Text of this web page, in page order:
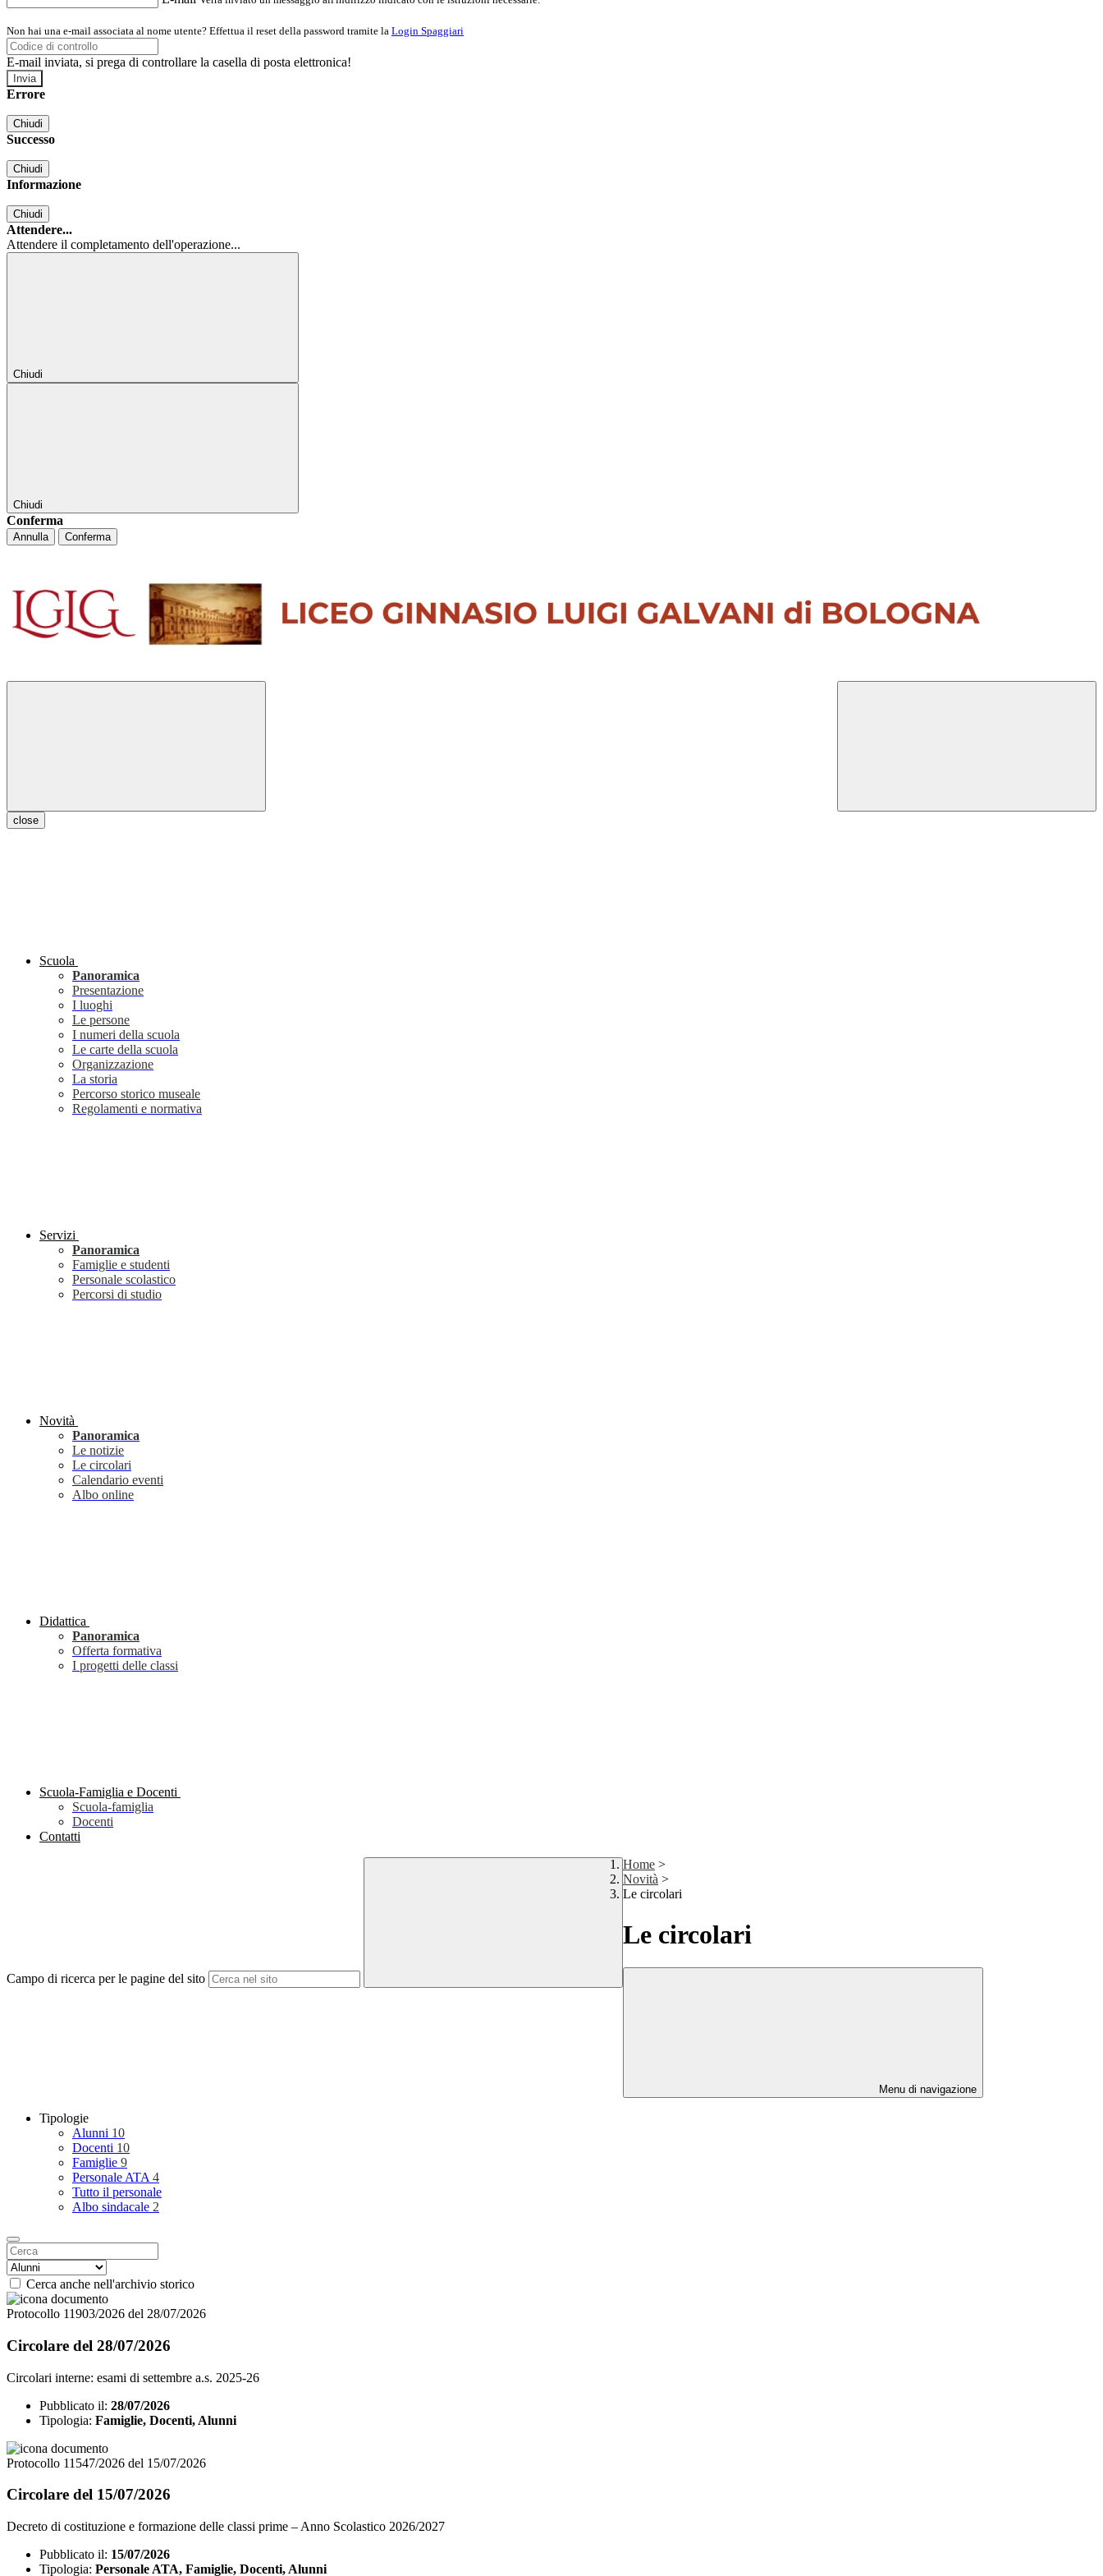
Non hai una e-mail associata al nome utente? Effettua il reset della password tramite la Login Spaggiari
E-mail inviata, si prega di controllare la casella di posta elettronica!
Errore
Chiudi
Successo
Chiudi
Informazione
Chiudi
Attendere...
Attendere il completamento dell'operazione...
Chiudi
Chiudi
Conferma
Annulla Conferma
close
Scuola
Panoramica
Presentazione
I luoghi
Le persone
I numeri della scuola
Le carte della scuola
Organizzazione
La storia
Percorso storico museale
Regolamenti e normativa
Servizi
Panoramica
Famiglie e studenti
Personale scolastico
Percorsi di studio
Novità
Panoramica
Le notizie
Le circolari
Calendario eventi
Albo online
Didattica
Panoramica
Offerta formativa
I progetti delle classi
Scuola-Famiglia e Docenti
Scuola-famiglia
Docenti
Contatti
Campo di ricerca per le pagine del sito
Home >
Novità >
Le circolari
Le circolari
Menu di navigazione
Tipologie
Alunni 10
Docenti 10
Famiglie 9
Personale ATA 4
Tutto il personale
Albo sindacale 2
Cerca anche nell'archivio storico
Protocollo 11903/2026 del 28/07/2026
Circolare del 28/07/2026
Circolari interne: esami di settembre a.s. 2025-26
Pubblicato il: 28/07/2026
Tipologia: Famiglie, Docenti, Alunni
Protocollo 11547/2026 del 15/07/2026
Circolare del 15/07/2026
Decreto di costituzione e formazione delle classi prime – Anno Scolastico 2026/2027
Pubblicato il: 15/07/2026
Tipologia: Personale ATA, Famiglie, Docenti, Alunni